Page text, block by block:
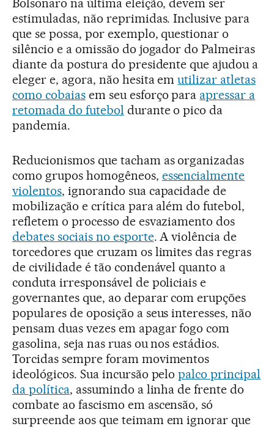
Bolsonaro na última eleição, devem ser
estimuladas, não reprimidas. Inclusive para
que se possa, por exemplo, questionar o
silêncio e a omissão do jogador do Palmeiras
diante da postura do presidente que ajudou a
eleger e, agora, não hesita emutilizar atletas
como cobaiasem seu esforço para apressar a
retomada do futebol durante o pico da
pandemia.
Reducionismos que tacham as organizadas
como grupos homogêneos, essencialmente
violentos, ignorando sua capacidade de
mobilização e crítica para além do futebol,
refletem o processo de esvaziamento dos
debates sociais no esporte. A violência de
torcedores que cruzam os limites das regras
de civilidade é tão condenável quanto a
conduta irresponsável de policiais e
governantes que, ao deparar com erupções
populares de oposição a seus interesses, não
pensam duas vezes em apagar fogo com
gasolina, seja nas ruas ou nos estádios.
Torcidas sempre foram movimentos
ideológicos. Sua incursão pelopalco principal
da política, assumindo a linha de frente do
combate ao fascismo em ascensão, só
surpreende aos que teimam em ignorar que